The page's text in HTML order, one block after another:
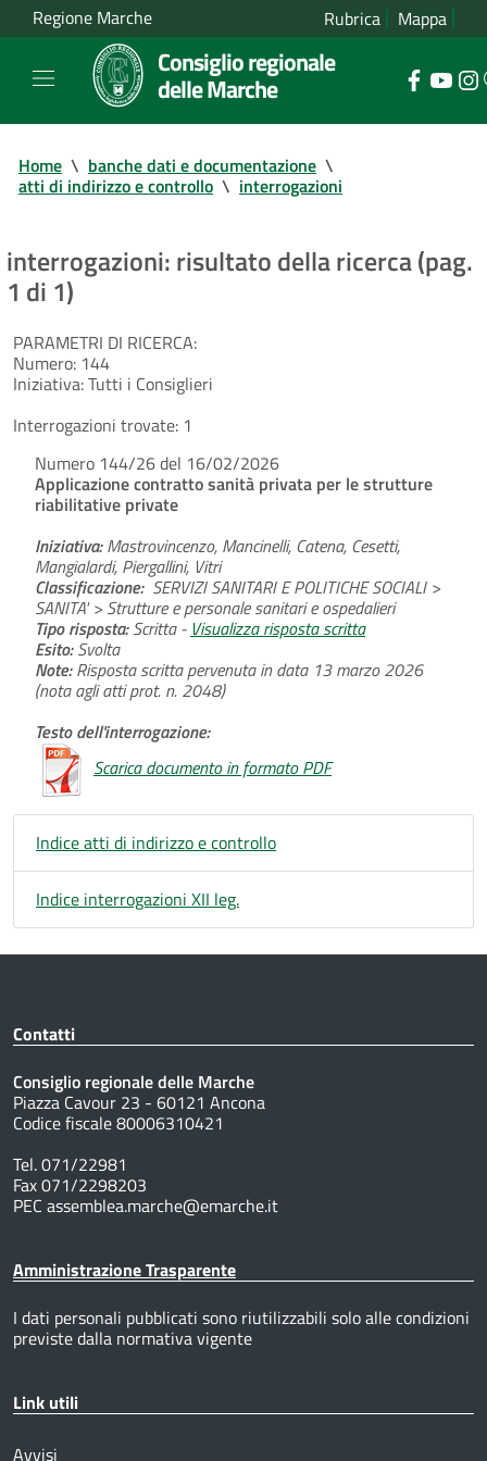
Regione Marche Rubrica Mappa
Consiglio regionale
delle Marche
Home \ banche dati e documentazione \
atti di indirizzo e controllo \ interrogazioni
interrogazioni: risultato della ricerca (pag.
1 di 1)
PARAMETRI DI RICERCA:
Numero: 144
Iniziativa:Tutti i Consiglieri
Interrogazioni trovate: 1
Numero 144/26 del 16/02/2026
Applicazione contratto sanità privata per le strutture
riabilitative private
Iniziativa:Mastrovincenzo, Mancinelli, Catena, Cesetti,
Mangialardi, Piergallini, Vitri
Classificazione: SERVIZI SANITARI E POLITICHE SOCIALI >
SANITA' > Strutture e personale sanitari e ospedalieri
Tipo risposta:Scritta - Visualizza risposta scritta
Esito:Svolta
Note:Risposta scritta pervenuta in data 13 marzo 2026
(nota agli atti prot. n. 2048)
Testo dell'interrogazione:
Scarica documento in formato PDF
Indice atti di indirizzo e controllo
Indice interrogazioni XII leg.
Contatti
Consiglio regionale delle Marche
Piazza Cavour 23 - 60121 Ancona
Codice fiscale 80006310421
Tel. 071/22981
Fax 071/2298203
PEC assemblea.marche@emarche.it
Amministrazione Trasparente
I dati personali pubblicati sono riutilizzabili solo alle condizioni
previste dalla normativa vigente
Link utili
Avvisi